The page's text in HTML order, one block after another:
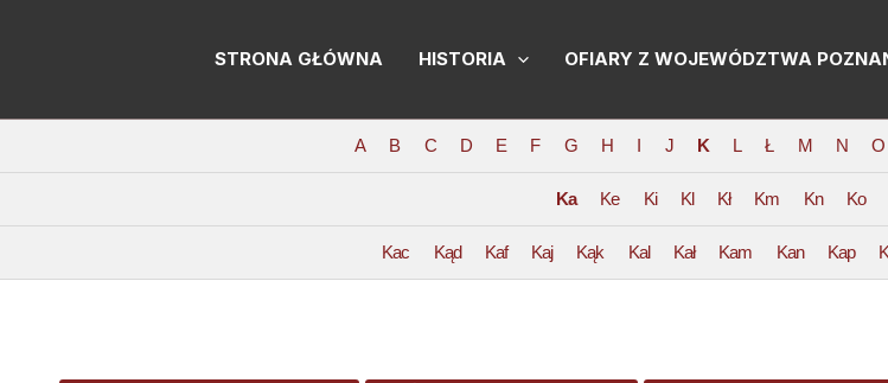
STRONA GŁÓWNA HISTORIA OFIARY Z WOJEWÓDZTWA
A B C D E F G H I J K L Ł M N O
Ka Ke Ki Kl Kł Km Kn Ko
Kac Kąd Kaf Kaj Kąk Kal Kał Kam Kan Kap